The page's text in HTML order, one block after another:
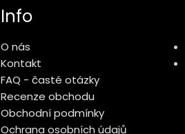
Info
O nás
Kontakt
FAQ - časté otázky
Recenze obchodu
Obchodní podmínky
Ochrana osobních údajů